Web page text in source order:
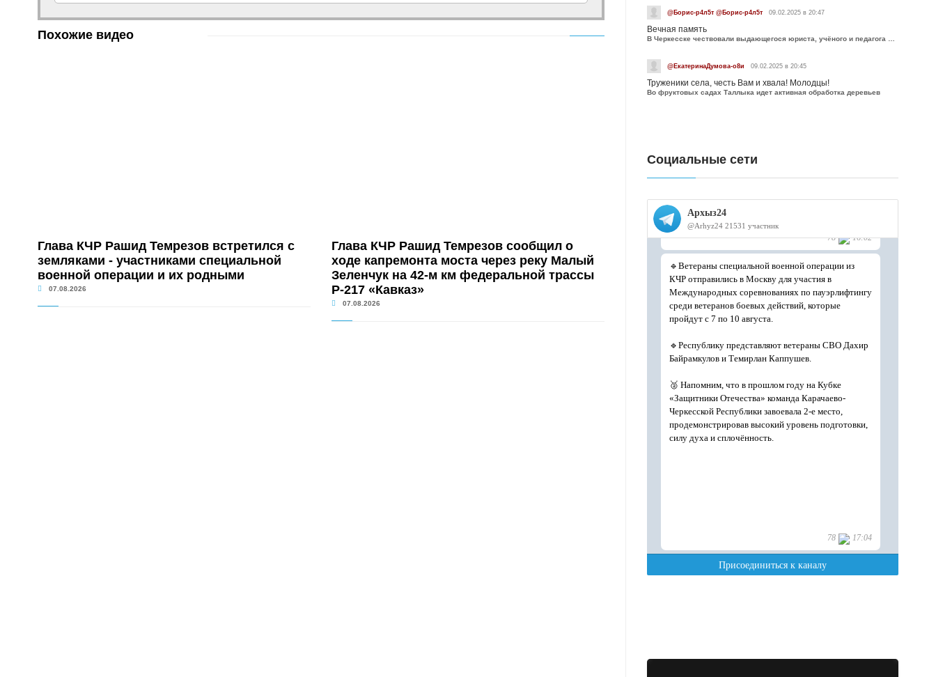
Похожие видео
Глава КЧР Рашид Темрезов встретился с
земляками - участниками специальной
военной операции и их родными
07.08.2026
Глава КЧР Рашид Темрезов сообщил о
ходе капремонта моста через реку Малый
Зеленчук на 42-м км федеральной трассы
Р-217 «Кавказ»
07.08.2026
@Борис-р4л5т @Борис-р4л5т 09.02.2025 в 20:47
Вечная память
@ЕкатеринаДумова-о8и 09.02.2025 в 20:45
Труженики села, честь Вам и хвала! Молодцы!
Во фруктовых садах Таллыка идет активная обработка деревьев
Социальные сети